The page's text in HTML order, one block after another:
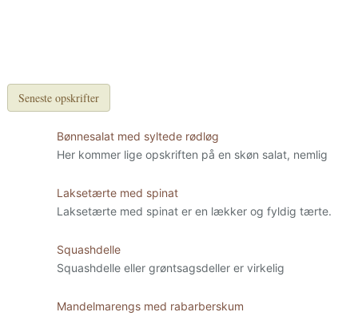
Seneste opskrifter
Bønnesalat med syltede rødløg
Her kommer lige opskriften på en skøn salat, nemlig
Laksetærte med spinat
Laksetærte med spinat er en lækker og fyldig tærte.
Squashdelle
Squashdelle eller grøntsagsdeller er virkelig
Mandelmarengs med rabarberskum